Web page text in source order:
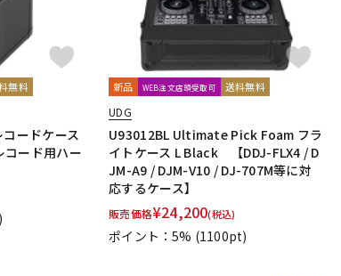
無料
ードケース
ード用ハー
新品 WEB注文店頭受取可 送料無料
UDG
U93012BL Ultimate Pick Foam フラ
イトケース L Black 【DDJ-FLX4 / D
JM-A9 / DJM-V10 / DJ-707M等に対
応するケース】
販売価格¥24,200(税込)
ポイント：5% (1100pt)